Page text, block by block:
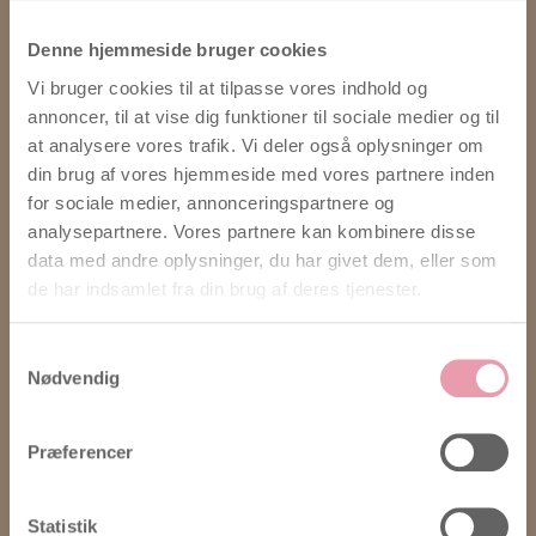
Denne hjemmeside bruger cookies
Vi bruger cookies til at tilpasse vores indhold og
annoncer, til at vise dig funktioner til sociale medier og til
at analysere vores trafik. Vi deler også oplysninger om
din brug af vores hjemmeside med vores partnere inden
for sociale medier, annonceringspartnere og
analysepartnere. Vores partnere kan kombinere disse
data med andre oplysninger, du har givet dem, eller som
de har indsamlet fra din brug af deres tjenester.
Nødvendig
Præferencer
Statistik
Nyhedsbrev, E-bog & Podcast
Tilmeld dig vores nyhedsbrev og få
vores e-bog gratis her
Podcast Venterummet – Ærlig og
personlig podcast om vejen til
graviditet
Følg Julia – Hudløst ærlig blog om
Ægløsningsberegner
Online Graviditetstest